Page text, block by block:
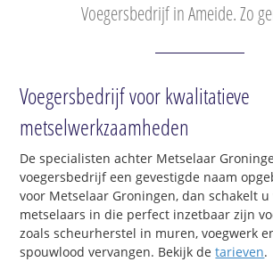
Voegersbedrijf in Ameide. Zo
Voegersbedrijf voor kwalitatieve
metselwerkzaamheden
De specialisten achter Metselaar
voegersbedrijf een gevestigde naam
voor Metselaar Groningen, dan schakelt u
metselaars in die perfect inzetbaar zijn
zoals scheurherstel in muren, voegwerk
spouwlood vervangen. Bekijk detarieven.